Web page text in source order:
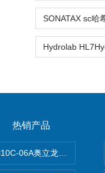
热销产品
06A奥立龙实验室台式